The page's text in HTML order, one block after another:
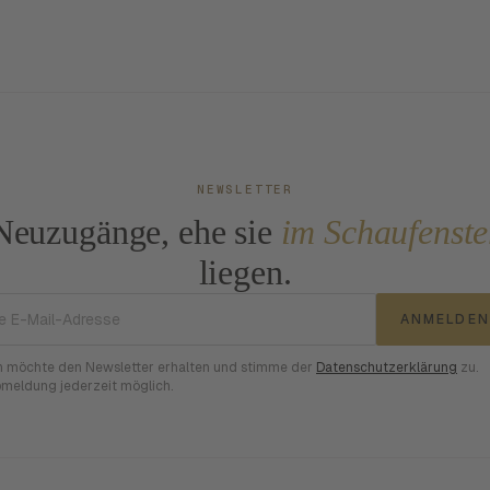
NEWSLETTER
ehe sie im
liegen.
ANMELDEN
möchte den Newsletter erhalten und stimme der Datenschutzerklärung zu.
jederzeit möglich.